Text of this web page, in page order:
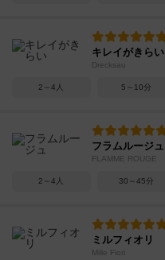
キレイがきらい
Drecksau
2～4人 5～10分
フラムルージュ
FLAMME ROUGE
2～4人 30～45分
ミルフィオリ
Mille Fiori